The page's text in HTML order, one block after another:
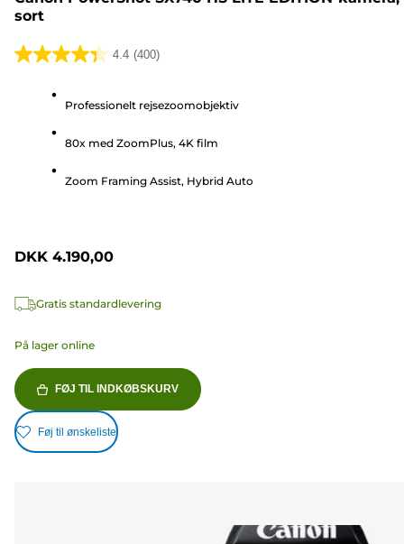
sort
4.4 (400)
4.4
stjerner.
Professionelt rejsezoomobjektiv
80x med ZoomPlus, 4K film
Zoom Framing Assist, Hybrid Auto
DKK 4.190,00
Gratis standardlevering
På lager online
FØJ TIL INDKØBSKURV
Føj til ønskeliste